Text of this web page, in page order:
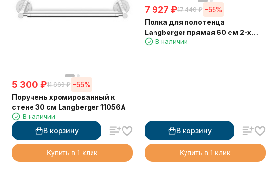
5 300 ₽11 660 ₽ -55%
Поручень хромированный к
стене 30 см Langberger 11056A
В наличии
В корзину
Купить в 1 клик
7 927 ₽17 440 ₽ -55%
Полка для полотенца
Langberger прямая 60 см 2-х
этажная 11003B
В наличии
В корзину
Купить в 1 клик